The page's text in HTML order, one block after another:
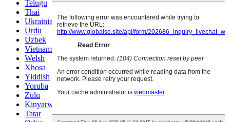
Telugu
Thai
Ukrainian
Urdu
Uzbek
Vietnamese
Welsh
Xhosa
Yiddish
Yoruba
Zulu
Kinyarwanda
Tatar